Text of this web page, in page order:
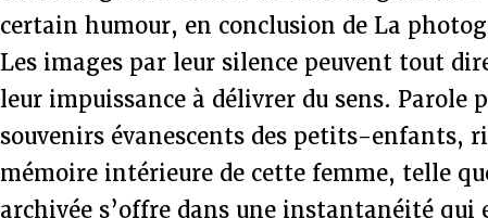
certain humour, en conclusion de La
Les images par leur silence peuvent tout
leur impuissance à délivrer du sens. Parole
souvenirs évanescents des petits-enfants,
mémoire intérieure de cette femme, telle
archivée s’offre dans une instantanéité